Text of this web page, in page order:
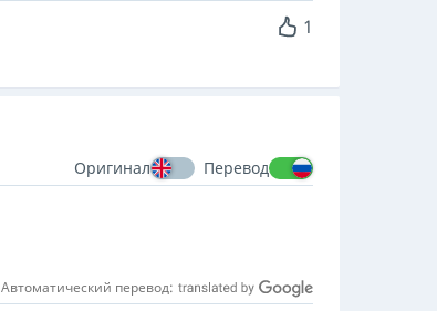
1
Оригинал Перевод
Автоматический перевод: